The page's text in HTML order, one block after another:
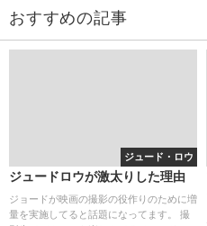
おすすめの記事
ジュード・ロウ
ジュードロウが激太りした理由
ジョードが映画の撮影の役作りのために増
量を実施してると話題になってます。 撮